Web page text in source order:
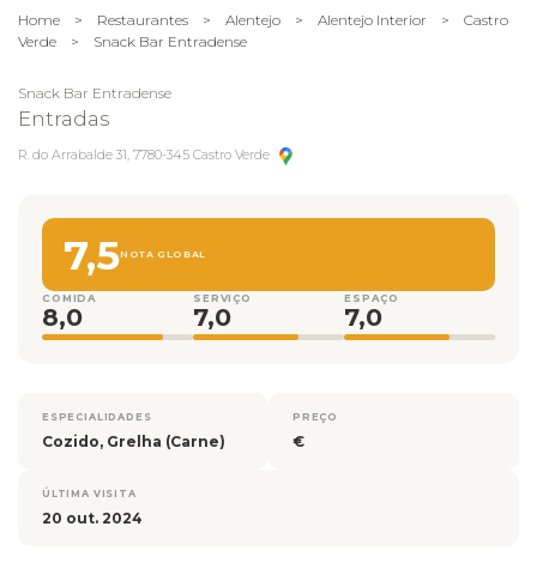
Home > Restaurantes > Alentejo > Alentejo Interior > Castro
Verde > Snack Bar Entradense
Snack Bar Entradense
Entradas
R. do Arrabalde 31, 7780-345 Castro Verde
7,5NOTA GLOBAL
COMIDA
8,0
SERVIÇO
7,0
ESPAÇO
7,0
ESPECIALIDADES
Cozido, Grelha (Carne)
PREÇO
€
ÚLTIMA VISITA
20 out. 2024